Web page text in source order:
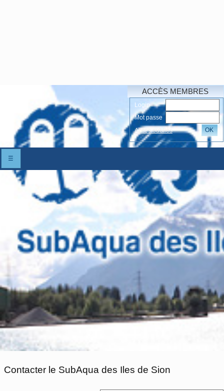
ACCÈS MEMBRES
Login
Mot passe
Accés oubliés
OK
☰
Contacter le SubAqua des Iles de Sion